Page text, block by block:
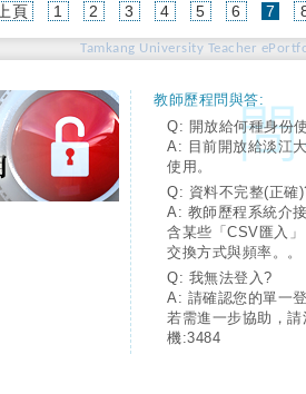
上頁 1 2 3 4 5 6 7
Tamkang University Teacher
教師歷程問與答:
Q: 開放給何種身份
A: 目前開放給淡江
使用。
Q: 資料不完整(正確
A: 教師歷程系統介
含某些「CSV匯入
交換方式與頻率。。
Q: 我無法登入?
A: 請確認您的單一
若需進一步協助，
機:3484